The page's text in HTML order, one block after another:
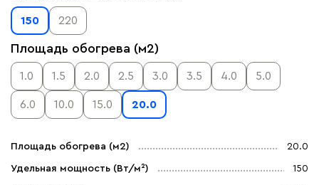
150 220
Площадь обогрева (м2)
1.0 1.5 2.0 2.5 3.0 3.5 4.0 5.0
6.0 10.0 15.0 20.0
Площадь обогрева (м2) 20.0
Удельная мощность (Вт/м²) 150